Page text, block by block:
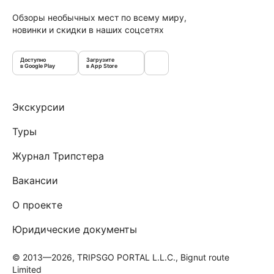
Обзоры необычных мест по всему миру,
новинки и скидки в наших соцсетях
Доступно
в Google Play
Загрузите
в App Store
Экскурсии
Туры
Журнал Трипстера
Вакансии
О проекте
Юридические документы
© 2013—2026, TRIPSGO PORTAL L.L.C., Bignut route
Limited